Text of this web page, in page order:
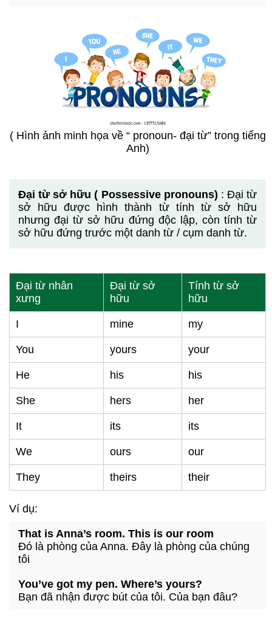
( Hình ảnh minh họa về “ pronoun- đại từ” trong tiếng
Anh)
Đại từ sở hữu ( Possessive pronouns) : Đại từ
sở hữu được hình thành từ tính từ sở hữu
nhưng đại từ sở hữu đứng độc lập, còn tính từ
sở hữu đứng trước một danh từ / cụm danh từ.
Đại từ nhân
xưng
Đại từ sở
hữu
Tính từ sở
hữu
I mine my
You yours your
He his his
She hers her
It its its
We ours our
They theirs their
Ví dụ:
That is Anna’s room. This is our room
Đó là phòng của Anna. Đây là phòng của chúng
tôi
You’ve got my pen. Where’s yours?
Bạn đã nhận được bút của tôi. Của bạn đâu?